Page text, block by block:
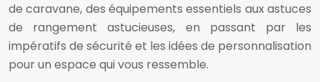
de caravane, des équipements essentiels aux astuces
de rangement astucieuses, en passant par les
impératifs de sécurité et les idées de personnalisation
pour un espace qui vous ressemble.